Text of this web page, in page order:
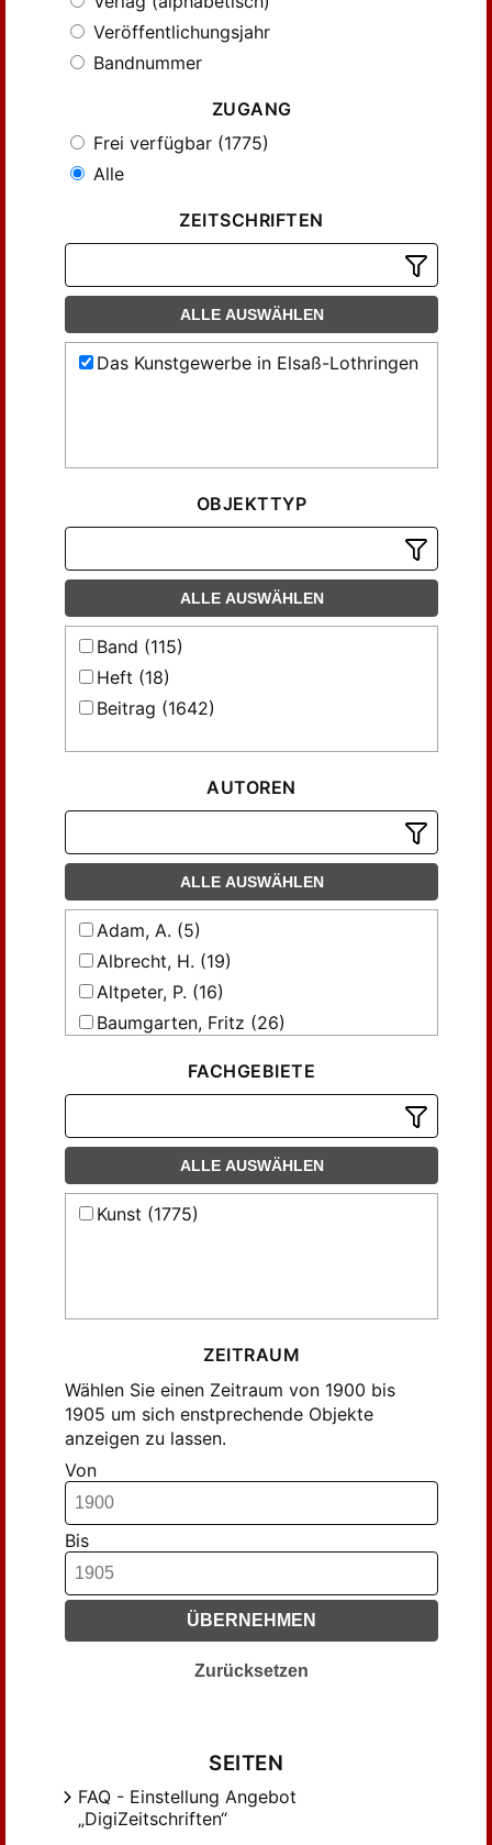
Veröffentlichungsjahr
Bandnummer
ZUGANG
Frei verfügbar (1775)
Alle
ZEITSCHRIFTEN
ALLE AUSWÄHLEN
Das Kunstgewerbe in Elsaß-Lothringen
OBJEKTTYP
ALLE AUSWÄHLEN
Band (115)
Heft (18)
Beitrag (1642)
AUTOREN
ALLE AUSWÄHLEN
Adam, A. (5)
Albrecht, H. (19)
Altpeter, P. (16)
Baumgarten, Fritz (26)
Berling, K. (10)
Breuning, H. (5)
Bruck, R. (18)
Bruck, Robert (8)
Dépierre, Joseph (19)
Ebhardt, Bodo (14)
Fenn, Waldemar (23)
Forrer, R. (4)
Forrer, Robert (57)
Franck, Karl (8)
Gadomski, Erwin (7)
Gässler, Jos. (7)
Gény, Joseph (8)
Hartmann, Anton (21)
Hensler, Erwin (17)
Hoeber, Karl (7)
Hoepfner, Hugo (12)
FACHGEBIETE
ALLE AUSWÄHLEN
Kunst (1775)
ZEITRAUM
Wählen Sie einen Zeitraum von 1900 bis
1905 um sich enstprechende Objekte
anzeigen zu lassen.
Von
Bis
ÜBERNEHMEN
Zurücksetzen
SEITEN
FAQ - Einstellung Angebot
„DigiZeitschriften“